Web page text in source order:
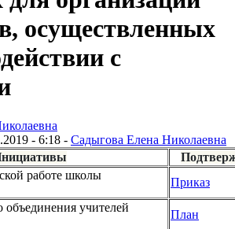
осуществленных
с
- 6:18 - Садыгова Елена Николаевна
работе школы
Приказ
объединения учителей
План